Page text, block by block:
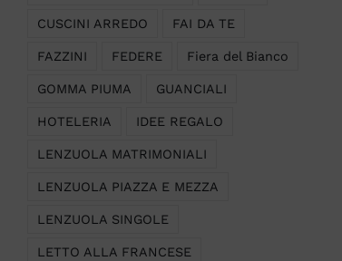
CUSCINI ARREDO FAI DA TE
FAZZINI FEDERE Fiera del Bianco
GOMMA PIUMA GUANCIALI
HOTELERIA IDEE REGALO
LENZUOLA MATRIMONIALI
LENZUOLA PIAZZA E MEZZA
LENZUOLA SINGOLE
LETTO ALLA FRANCESE